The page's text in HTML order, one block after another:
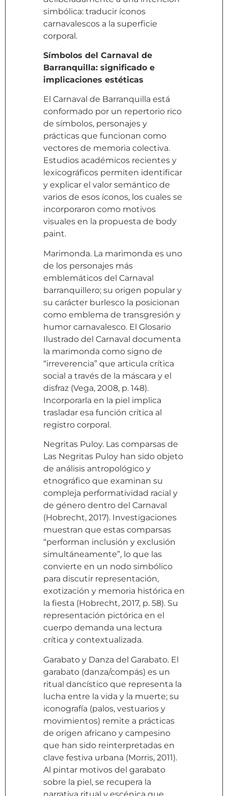
simbólica: traducir íconos
carnavalescos a la superficie
corporal.
Símbolos del Carnaval de
Barranquilla: significado e
implicaciones estéticas
El Carnaval de Barranquilla está
conformado por un repertorio rico
de símbolos, personajes y
prácticas que funcionan como
vectores de memoria colectiva.
Estudios académicos recientes y
lexicográficos permiten identificar
y explicar el valor semántico de
varios de esos íconos, los cuales se
incorporaron como motivos
visuales en la propuesta de body
paint.
Marimonda. La marimonda es uno
de los personajes más
emblemáticos del Carnaval
barranquillero; su origen popular y
su carácter burlesco la posicionan
como emblema de transgresión y
humor carnavalesco. El Glosario
Ilustrado del Carnaval documenta
la marimonda como signo de
“irreverencia” que articula crítica
social a través de la máscara y el
disfraz (Vega, 2008, p. 148).
Incorporarla en la piel implica
trasladar esa función crítica al
registro corporal.
Negritas Puloy. Las comparsas de
Las Negritas Puloy han sido objeto
de análisis antropológico y
etnográfico que examinan su
compleja performatividad racial y
de género dentro del Carnaval
(Hobrecht, 2017). Investigaciones
muestran que estas comparsas
“performan inclusión y exclusión
simultáneamente”, lo que las
convierte en un nodo simbólico
para discutir representación,
exotización y memoria histórica en
la fiesta (Hobrecht, 2017, p. 58). Su
representación pictórica en el
cuerpo demanda una lectura
crítica y contextualizada.
Garabato y Danza del Garabato. El
garabato (danza/compás) es un
ritual dancístico que representa la
lucha entre la vida y la muerte; su
iconografía (palos, vestuarios y
movimientos) remite a prácticas
de origen africano y campesino
que han sido reinterpretadas en
clave festiva urbana (Morris, 2011).
Al pintar motivos del garabato
sobre la piel, se recupera la
narrativa ritual y escénica que